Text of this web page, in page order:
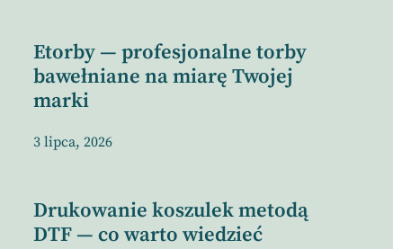
Etorby — profesjonalne torby
bawełniane na miarę Twojej
marki
3 lipca, 2026
Drukowanie koszulek metodą
DTF — co warto wiedzieć